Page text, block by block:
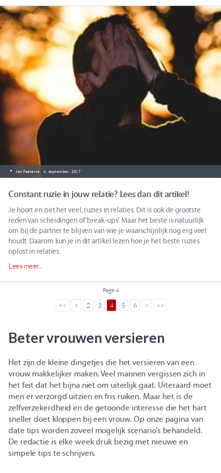
Jan Peeterse 4, september. 2017
Constant ruzie in jouw relatie? Lees dan dit artikel!
Je hoort en ziet het veel, ruzies in relaties. Dit is ook de grootste
reden van scheidingen of ‘break-ups’. Maar het beste is natuurlijk
om bij de partner te blijven van wie je waarschijnlijk nog erg veel
houdt. Daarom kun je in dit artikel lezen hoe je het beste ruzies
oplost in relaties.
Lees meer...
Page 4
< 2 3 4 5 6 >
Beter vrouwen versieren
Het zijn de kleine dingetjes die het versieren van een
vrouw makkelijker maken. Veel mannen vergissen zich in
het feit dat het bijna niet om uiterlijk gaat. Uiteraard moet
men er verzorgd uitzien en fris ruiken. Maar het is de
zelfverzekerdheid en de getoonde interesse die het hart
sneller doet kloppen bij een vrouw. Op onze pagina van
date tips worden zoveel mogelijk scenario’s behandeld.
De redactie is elke week druk bezig met nieuwe en
simpele tips te schrijven.